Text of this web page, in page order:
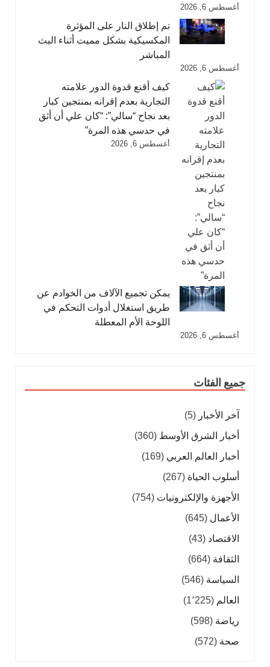
أغسطس 6, 2026
تم إطلاق النار على المؤثرة
المكسيكية بشكل مميت أثناء البث
المباشر
أغسطس 6, 2026
كيف أقنع قدوة الدور علامته
التجارية بعدم إقرانه بمنتجين كبار
بعد نجاح “سالي”: “كان علي أن أثق
في حدسي هذه المرة”
أغسطس 6, 2026
يمكن تجميع الآلاف من الخوادم عن
طريق استغلال أدوات التحكم في
اللوحة الأم المعطلة
أغسطس 6, 2026
جميع الفئات
آخر الأخبار (5)
أخبار الشرق الأوسط (360)
أخبار العالم العربي (169)
أسلوب الحياة (267)
الأجهزة والإلكترونيات (754)
الأعمال (645)
الاقتصاد (43)
الثقافة (664)
السياسة (546)
العالم (1٬225)
رياضة (598)
صحة (572)